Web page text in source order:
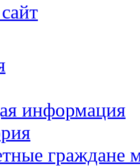
информация
граждане